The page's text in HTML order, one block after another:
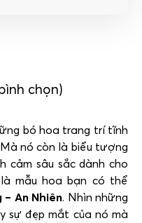
chọn)
bó hoa trang trí tĩnh
nó còn là biểu tượng
cảm sâu sắc dành cho
mẫu hoa bạn có thể
An Nhiên. Nhìn những
sự đẹp mắt của nó mà